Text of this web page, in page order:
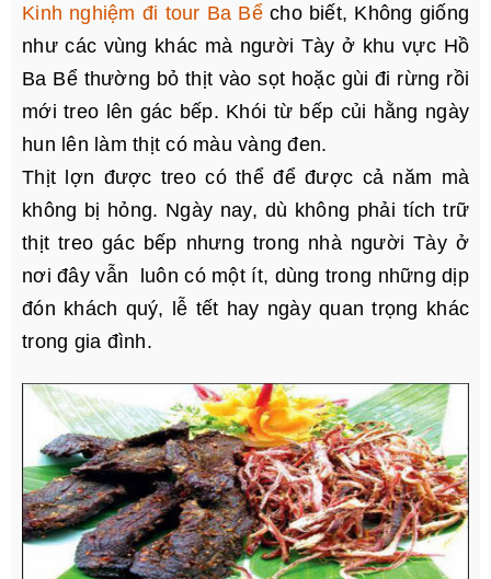
Kinh nghiệm đi tour Ba Bể cho biết, Không giống
như các vùng khác mà người Tày ở khu vực Hồ
Ba Bể thường bỏ thịt vào sọt hoặc gùi đi rừng rồi
mới treo lên gác bếp. Khói từ bếp củi hằng ngày
hun lên làm thịt có màu vàng đen.
Thịt lợn được treo có thể để được cả năm mà
không bị hỏng. Ngày nay, dù không phải tích trữ
thịt treo gác bếp nhưng trong nhà người Tày ở
nơi đây vẫn luôn có một ít, dùng trong những dịp
đón khách quý, lễ tết hay ngày quan trọng khác
trong gia đình.